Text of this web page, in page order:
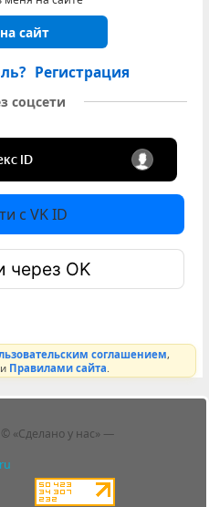
сайт
Регистрация
соцсети
с VK ID
через OK
соглашением,
и Правилами сайта
«Сделано у нас» —